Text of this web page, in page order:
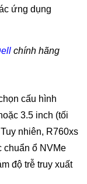
ứng dụng
chính hãng
cấu hình
3.5 inch (tối
nhiên, R760xs
chuẩn ổ NVMe
độ trễ truy xuất